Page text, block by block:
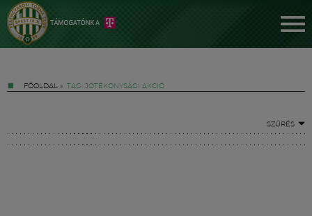
FŐOLDAL » TAG: JÓTÉKONYSÁGI AKCIÓ
SZŰRÉS